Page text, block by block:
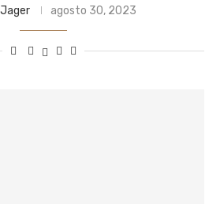
agosto 30, 2023